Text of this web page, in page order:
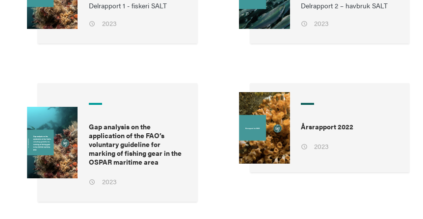
Delrapport 1 - fiskeri SALT
2023
Delrapport 2 – havbruk SALT
2023
Gap analysis on the
application of the FAO’s
voluntary guideline for
marking of fishing gear in the
OSPAR maritime area
2023
Årsrapport 2022
2023